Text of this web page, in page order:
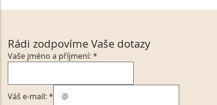
Rádi zodpovíme Vaše dotazy
Vaše jméno a příjmení: *
Váš e-mail: *